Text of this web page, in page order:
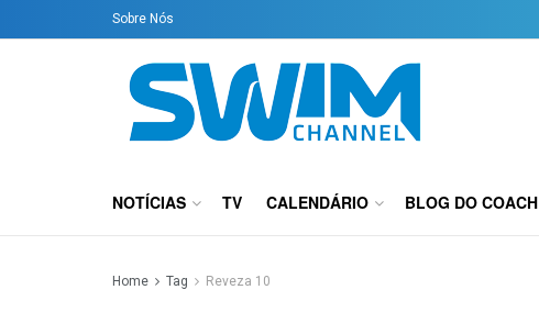
Sobre Nós
NOTÍCIAS TV CALENDÁRIO BLOG DO COACH
Home Tag Reveza 10